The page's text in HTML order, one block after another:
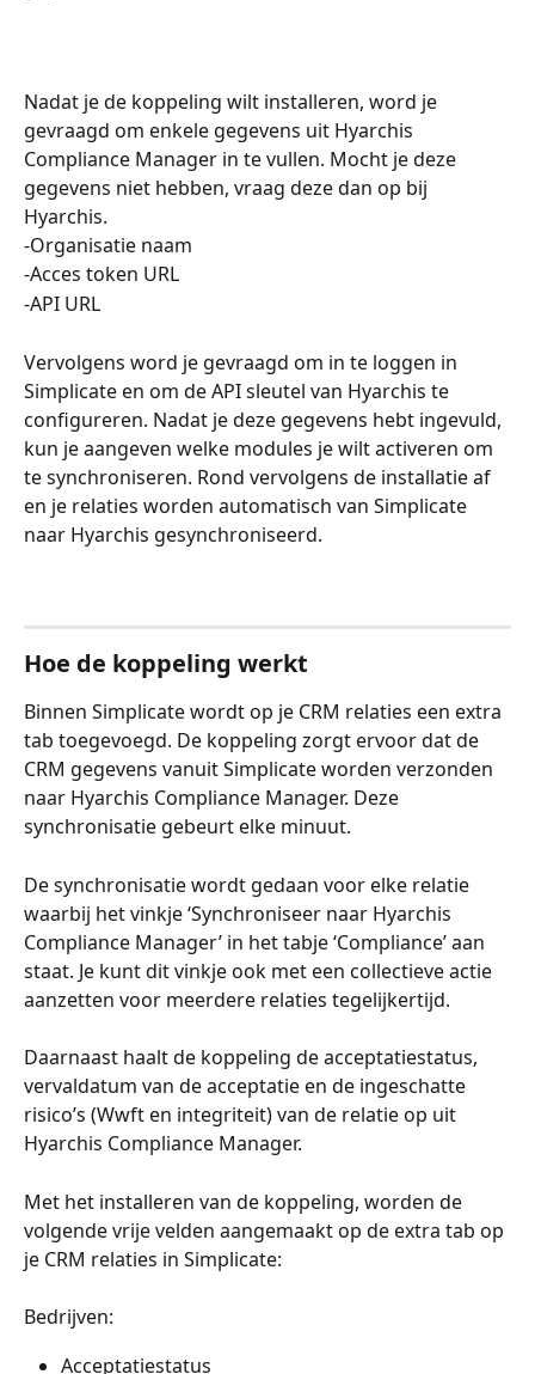
Nadat je de koppeling wilt installeren, word je
gevraagd om enkele gegevens uit Hyarchis
Compliance Manager in te vullen. Mocht je deze
gegevens niet hebben, vraag deze dan op bij
Hyarchis.
-Organisatie naam
-Acces token URL
-API URL
Vervolgens word je gevraagd om in te loggen in
Simplicate en om de API sleutel van Hyarchis te
configureren. Nadat je deze gegevens hebt ingevuld,
kun je aangeven welke modules je wilt activeren om
te synchroniseren. Rond vervolgens de installatie af
en je relaties worden automatisch van Simplicate
naar Hyarchis gesynchroniseerd.
Hoe de koppeling werkt
Binnen Simplicate wordt op je CRM relaties een extra
tab toegevoegd. De koppeling zorgt ervoor dat de
CRM gegevens vanuit Simplicate worden verzonden
naar Hyarchis Compliance Manager. Deze
synchronisatie gebeurt elke minuut.
De synchronisatie wordt gedaan voor elke relatie
waarbij het vinkje ‘Synchroniseer naar Hyarchis
Compliance Manager’ in het tabje ‘Compliance’ aan
staat. Je kunt dit vinkje ook met een collectieve actie
aanzetten voor meerdere relaties tegelijkertijd.
Daarnaast haalt de koppeling de acceptatiestatus,
vervaldatum van de acceptatie en de ingeschatte
risico’s (Wwft en integriteit) van de relatie op uit
Hyarchis Compliance Manager.
Met het installeren van de koppeling, worden de
volgende vrije velden aangemaakt op de extra tab op
je CRM relaties in Simplicate:
Bedrijven:
Acceptatiestatus